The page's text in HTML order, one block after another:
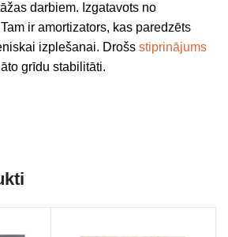
darbiem. Izgatavots no
ir amortizators, kas paredzēts
izplešanai. Drošs stiprinājums
grīdu stabilitāti.